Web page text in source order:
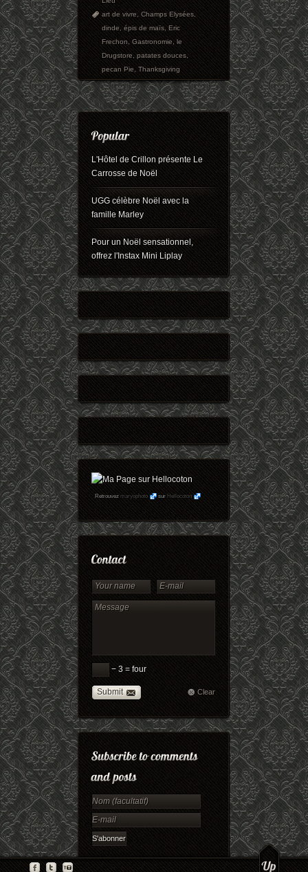
art de vivre,Champs Elysées,
dinde,épis de maïs,Eric
Frechon,Gastronomie,le
Drugstore,patates douces,
pecan Pie,Thanksgiving
L'Hôtel de Crillon présente Le
Carrosse de Noël
UGG célèbre Noël avec la
famille Marley
Pour un Noël sensationnel,
offrez l'Instax Mini Liplay
Retrouvezmaryophoto surHellocoton
− 3 = four
Submit Clear